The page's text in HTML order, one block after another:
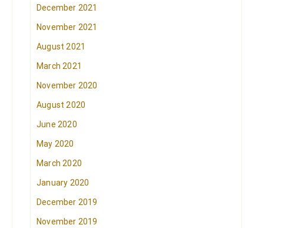
December 2021
November 2021
August 2021
March 2021
November 2020
August 2020
June 2020
May 2020
March 2020
January 2020
December 2019
November 2019